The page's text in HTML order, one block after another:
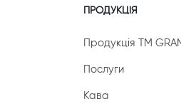
ПРОДУКЦІЯ
Продукція ТМ
Послуги
Кава